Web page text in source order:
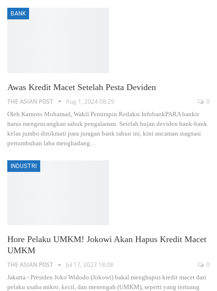
BANK
Awas Kredit Macet Setelah Pesta Deviden
THE ASIAN POST Aug 1, 2024 08:29 0
Oleh Karnoto Mohamad, Wakil Pemimpin Redaksi InfobankPARA bankir
harus mengencangkan sabuk pengalaman. Setelah hujan deviden bank-bank
kelas jumbo dinikmati para juragan bank tahun ini, kini ancaman stagnasi
pertumbuhan laba menghadang
INDUSTRI
Hore Pelaku UMKM! Jokowi Akan Hapus Kredit Macet
UMKM
THE ASIAN POST Jul 17, 2023 18:08 0
Jakarta - Presiden Joko Widodo (Jokowi) bakal menghapus kredit macet dari
pelaku usaha mikro, kecil, dan menengah (UMKM), seperti yang tertuang